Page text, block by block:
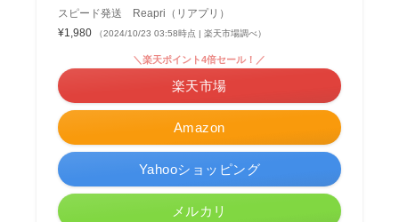
スピード発送 Reapri（リアプリ）
¥1,980
（2024/10/23 03:58時点 | 楽天市場調べ）
Amazon
＼楽天ポイント4倍セール！／
楽天市場
Yahooショッピング
メルカリ